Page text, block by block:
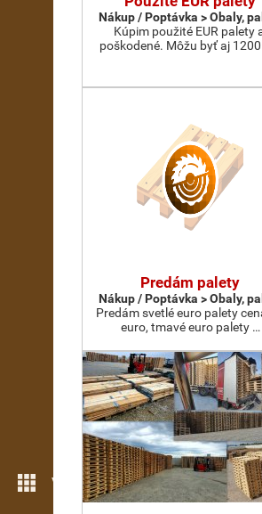
Více možností
Nákup / Poptávka > Obaly,
Kúpim použité EUR palety
poškodené. Môžu byť aj
Predám palety
Nákup / Poptávka > Obaly,
Predám svetlé euro palety
euro, tmavé euro palety …